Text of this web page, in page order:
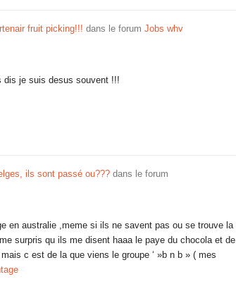
fruit picking!!! dans le forum Jobs whv
dis je suis desus souvent !!!
ils sont passé ou??? dans le forum
en australie ,meme si ils ne savent pas ou se trouve la
surpris qu ils me disent haaa le paye du chocola et de
c est de la que viens le groupe ‘ »b n b » ( mes